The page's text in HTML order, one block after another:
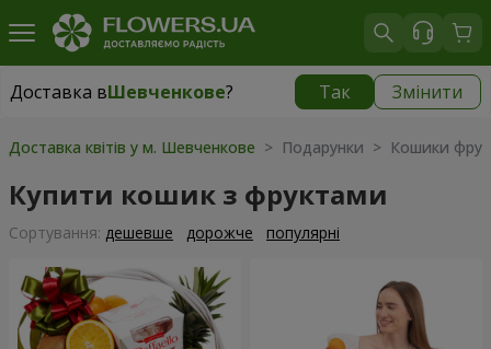
Доставка вШевченкове? Так Змінити
Доставка вШевченкове| безкоштовно
Доставка квітів у м. Шевченкове > Подарунки > Кошики
Купити кошик з фруктами
Сортування: дешевше дорожче популярні